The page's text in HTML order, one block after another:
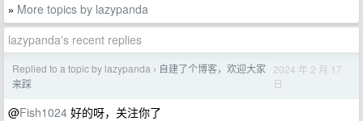
» More topics by lazypanda
lazypanda's recent replies
Replied to a topic by lazypanda › 自建了个博客，欢迎大家
来踩
2024 年 2 月 17
日
@Fish1024 好的呀，关注你了